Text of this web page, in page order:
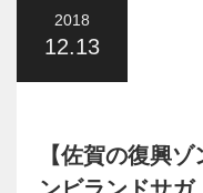
2018
12.13
【佐賀の復興